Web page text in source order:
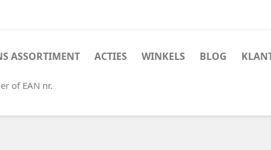
ASSORTIMENT ACTIES WINKELS BLOG
of EAN nr.